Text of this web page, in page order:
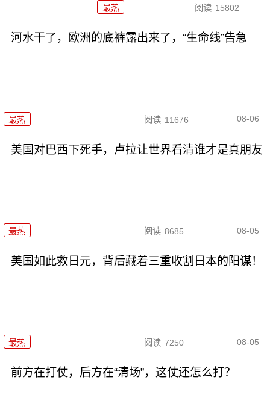
最热 阅读 15802
河水干了，欧洲的底裤露出来了，“生命线”告急
最热 阅读 11676 08-06
美国对巴西下死手，卢拉让世界看清谁才是真朋友
最热 阅读 8685 08-05
美国如此救日元，背后藏着三重收割日本的阳谋！
最热 阅读 7250 08-05
前方在打仗，后方在“清场”，这仗还怎么打？